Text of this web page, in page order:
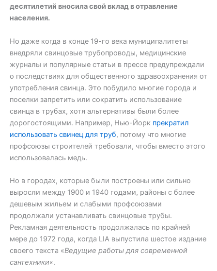
десятилетий вносила свой вклад в отравление
населения.
Но даже когда в конце 19-го века муниципалитеты
внедряли свинцовые трубопроводы, медицинские
журналы и популярные статьи в прессе предупреждали
о последствиях для общественного здравоохранения от
употребления свинца. Это побудило многие города и
поселки запретить или сократить использование
свинца в трубах, хотя альтернативы были более
дорогостоящими. Например, Нью-Йорк прекратил
использовать свинец для труб, потому что многие
профсоюзы строителей требовали, чтобы вместо этого
использовалась медь.
Но в городах, которые были построены или сильно
выросли между 1900 и 1940 годами, районы с более
дешевым жильем и слабыми профсоюзами
продолжали устанавливать свинцовые трубы.
Рекламная деятельность продолжалась по крайней
мере до 1972 года, когда LIA выпустила шестое издание
своего текста «Ведущие работы для современной
сантехники«.